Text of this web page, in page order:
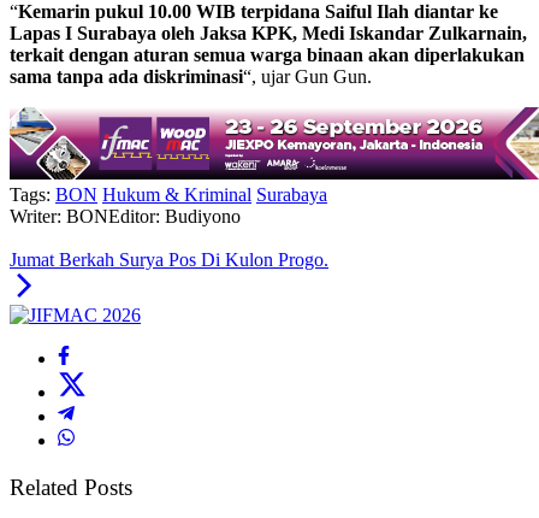
“Kemarin pukul 10.00 WIB terpidana Saiful Ilah diantar ke
Lapas I Surabaya oleh Jaksa KPK, Medi Iskandar Zulkarnain,
terkait dengan aturan semua warga binaan akan diperlakukan
sama tanpa ada diskriminasi“, ujar Gun Gun.
Tags: BON Hukum & Kriminal Surabaya
Writer: BONEditor: Budiyono
Jumat Berkah Surya Pos Di Kulon Progo.
Related Posts